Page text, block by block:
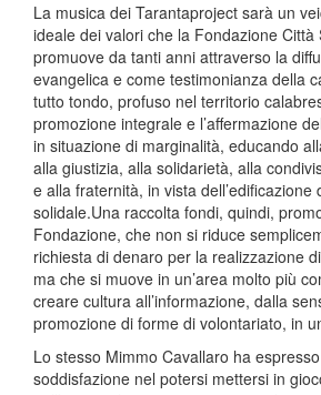
La musica dei Tarantaproject sarà un
ideale dei valori che la Fondazione Città
promuove da tanti anni attraverso la
evangelica e come testimonianza della
tutto tondo, profuso nel territorio
promozione integrale e l’affermazione
in situazione di marginalità, educando
alla giustizia, alla solidarietà, alla
e alla fraternità, in vista dell’edificazione
solidale.Una raccolta fondi, quindi,
Fondazione, che non si riduce
richiesta di denaro per la realizzazione
ma che si muove in un’area molto più
creare cultura all’informazione, dalla
promozione di forme di volontariato, in
Lo stesso Mimmo Cavallaro ha
soddisfazione nel potersi mettersi in